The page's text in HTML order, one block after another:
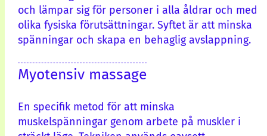
och lämpar sig för personer i alla åldrar och med
olika fysiska förutsättningar. Syftet är att minska
spänningar och skapa en behaglig avslappning.
Myotensiv massage
En specifik metod för att minska
muskelspänningar genom arbete på muskler i